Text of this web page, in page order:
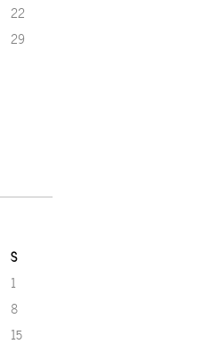
22
29
S
1
8
15